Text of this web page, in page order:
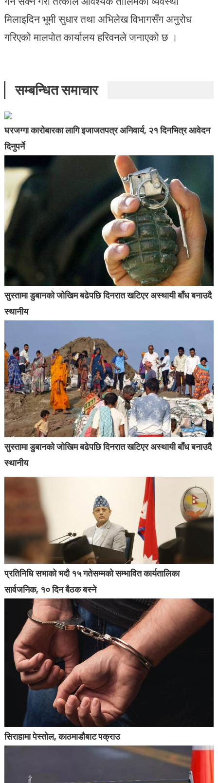
मिलाइदिन भूमी सुधार तथा अभिलेख विभागसँग अनुरोध
गरिएको मालपोत कार्यालय हरिवनले जनाएको छ ।
सम्बन्धित समाचार
घरजग्गा कारोबारका लागि इजाजतपत्र अनिवार्य, २१ दिनभित्र आवेदन
दिनुपर्ने
सुस्तामा डुबानको जोखिम बढेपछि दिनरात खटिएर अस्थायी बाँध बनाउदै
स्थानीय
सुस्तामा डुबानको जोखिम बढेपछि दिनरात खटिएर अस्थायी बाँध बनाउदै
स्थानीय
प्रतिनिधि सभाको भदौ १५ गतेसम्मको सम्भावित कार्यतालिका
सार्वजनिक, १० दिन बैठक बस्ने
सिराहामा पेस्तोल, काठमाडौबाट पक्राउ